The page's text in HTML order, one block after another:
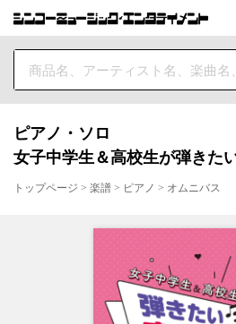
ピアノ・ソロ
女子中学生＆高校生が弾きた
トップページ > 楽譜 > ピアノ > オムニバス